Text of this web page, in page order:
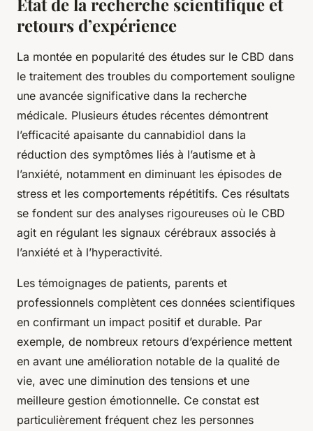
retours d’expérience
La montée en popularité des études sur le CBD dans
le traitement des troubles du comportement souligne
une avancée significative dans la recherche
médicale. Plusieurs études récentes démontrent
l’efficacité apaisante du cannabidiol dans la
réduction des symptômes liés à l’autisme et à
l’anxiété, notamment en diminuant les épisodes de
stress et les comportements répétitifs. Ces résultats
se fondent sur des analyses rigoureuses où le CBD
agit en régulant les signaux cérébraux associés à
l’anxiété et à l’hyperactivité.
Les témoignages de patients, parents et
professionnels complètent ces données scientifiques
en confirmant un impact positif et durable. Par
exemple, de nombreux retours d’expérience mettent
en avant une amélioration notable de la qualité de
vie, avec une diminution des tensions et une
meilleure gestion émotionnelle. Ce constat est
particulièrement fréquent chez les personnes